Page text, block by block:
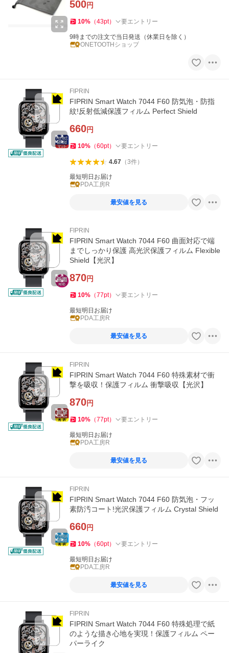
500円
10% （43pt） 要エントリー
9時までの注文で当日発送（休業日を除く）
ONETOOTHショップ
FIPRIN
FIPRIN Smart Watch 7044 F60 防気泡・防指
紋!反射低減保護フィルム Perfect Shield
660円
10% （60pt） 要エントリー
4.67（3件）
最短明日お届け
PDA工房R
最安値を見る
FIPRIN
FIPRIN Smart Watch 7044 F60 曲面対応で端
までしっかり保護 高光沢保護フィルム Flexible
Shield【光沢】
870円
10% （77pt） 要エントリー
最短明日お届け
PDA工房R
最安値を見る
FIPRIN
FIPRIN Smart Watch 7044 F60 特殊素材で衝
撃を吸収！保護フィルム 衝撃吸収【光沢】
870円
10% （77pt） 要エントリー
最短明日お届け
PDA工房R
最安値を見る
FIPRIN
FIPRIN Smart Watch 7044 F60 防気泡・フッ
素防汚コート!光沢保護フィルム Crystal Shield
660円
10% （60pt） 要エントリー
最短明日お届け
PDA工房R
最安値を見る
FIPRIN
FIPRIN Smart Watch 7044 F60 特殊処理で紙
のような描き心地を実現！保護フィルム ペー
パーライク